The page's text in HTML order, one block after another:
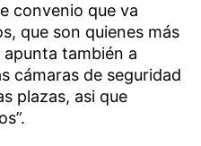
convenio que va
que son quienes más
apunta también a
cámaras de seguridad
plazas, asi que